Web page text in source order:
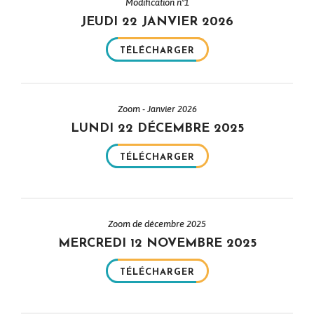
Modification n°1
JEUDI 22 JANVIER 2026
TÉLÉCHARGER
Zoom - Janvier 2026
LUNDI 22 DÉCEMBRE 2025
TÉLÉCHARGER
Zoom de décembre 2025
MERCREDI 12 NOVEMBRE 2025
TÉLÉCHARGER